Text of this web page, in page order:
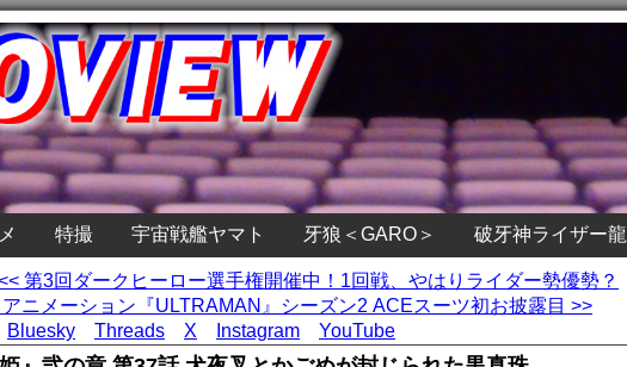
特撮 宇宙戦艦ヤマト 牙狼＜GARO＞ 破牙神ライザー龍
第3回ダークヒーロー選手権開催中！1回戦、やはりライダー勢優勢？
アニメーション『ULTRAMAN』シーズン2 ACEスーツ初お披露目 >>
Bluesky Threads X Instagram YouTube